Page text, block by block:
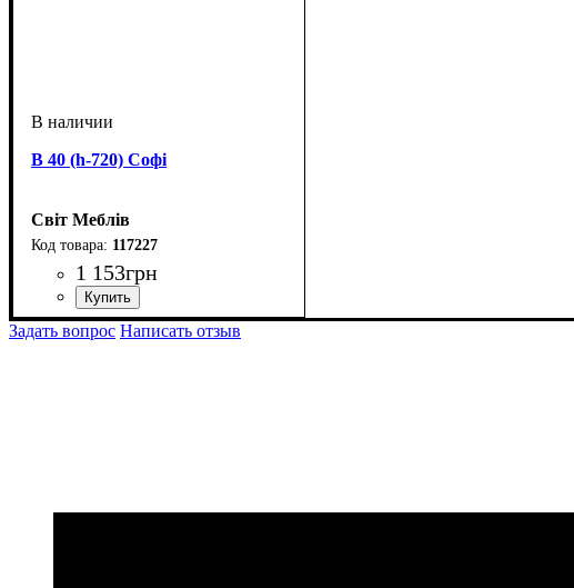
В 40 (h-720) Софі
Світ Меблів
117227
1 153грн
ширина, мм: 400
высота, мм: 730
глубина, мм: 320
Задать вопрос Написать отзыв